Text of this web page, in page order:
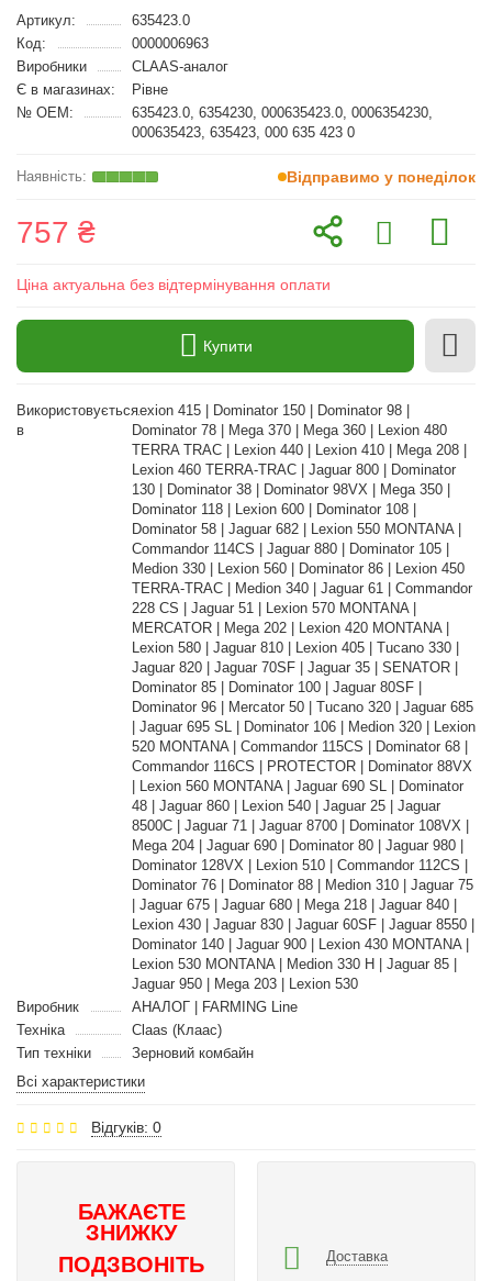
Артикул:
635423.0
Код:
0000006963
Виробники
CLAAS-аналог
Є в магазинах:
Рівне
№ OEM:
635423.0, 6354230, 000635423.0, 0006354230,
000635423, 635423, 000 635 423 0
Відправимо у понеділок
757 ₴
Ціна актуальна без відтермінування оплати
Купити
Використовується
в
Lexion 415 | Dominator 150 | Dominator 98 |
Dominator 78 | Mega 370 | Mega 360 | Lexion 480
TERRA TRAC | Lexion 440 | Lexion 410 | Mega 208 |
Lexion 460 TERRA-TRAC | Jaguar 800 | Dominator
130 | Dominator 38 | Dominator 98VX | Mega 350 |
Dominator 118 | Lexion 600 | Dominator 108 |
Dominator 58 | Jaguar 682 | Lexion 550 MONTANA |
Commandor 114CS | Jaguar 880 | Dominator 105 |
Medion 330 | Lexion 560 | Dominator 86 | Lexion 450
TERRA-TRAC | Medion 340 | Jaguar 61 | Commandor
228 CS | Jaguar 51 | Lexion 570 MONTANA |
MERCATOR | Mega 202 | Lexion 420 MONTANA |
Lexion 580 | Jaguar 810 | Lexion 405 | Tucano 330 |
Jaguar 820 | Jaguar 70SF | Jaguar 35 | SENATOR |
Dominator 85 | Dominator 100 | Jaguar 80SF |
Dominator 96 | Mercator 50 | Tucano 320 | Jaguar 685
| Jaguar 695 SL | Dominator 106 | Medion 320 | Lexion
520 MONTANA | Commandor 115CS | Dominator 68 |
Commandor 116CS | PROTECTOR | Dominator 88VX
| Lexion 560 MONTANA | Jaguar 690 SL | Dominator
48 | Jaguar 860 | Lexion 540 | Jaguar 25 | Jaguar
8500C | Jaguar 71 | Jaguar 8700 | Dominator 108VX |
Mega 204 | Jaguar 690 | Dominator 80 | Jaguar 980 |
Dominator 128VX | Lexion 510 | Commandor 112CS |
Dominator 76 | Dominator 88 | Medion 310 | Jaguar 75
| Jaguar 675 | Jaguar 680 | Mega 218 | Jaguar 840 |
Lexion 430 | Jaguar 830 | Jaguar 60SF | Jaguar 8550 |
Dominator 140 | Jaguar 900 | Lexion 430 MONTANA |
Lexion 530 MONTANA | Medion 330 H | Jaguar 85 |
Jaguar 950 | Mega 203 | Lexion 530
Виробник
АНАЛОГ | FARMING Line
Техніка
Claas (Клаас)
Тип техніки
Зерновий комбайн
Всі характеристики
Відгуків: 0
БАЖАЄТЕ
ЗНИЖКУ
ПОДЗВОНІТЬ
Доставка